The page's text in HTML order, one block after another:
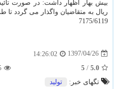
ریال به متقاضیان واگذار می گردد تا
7175/6119
1397/04/26
14:26:02
5.0
/
5
تگهای خبر:
تولید